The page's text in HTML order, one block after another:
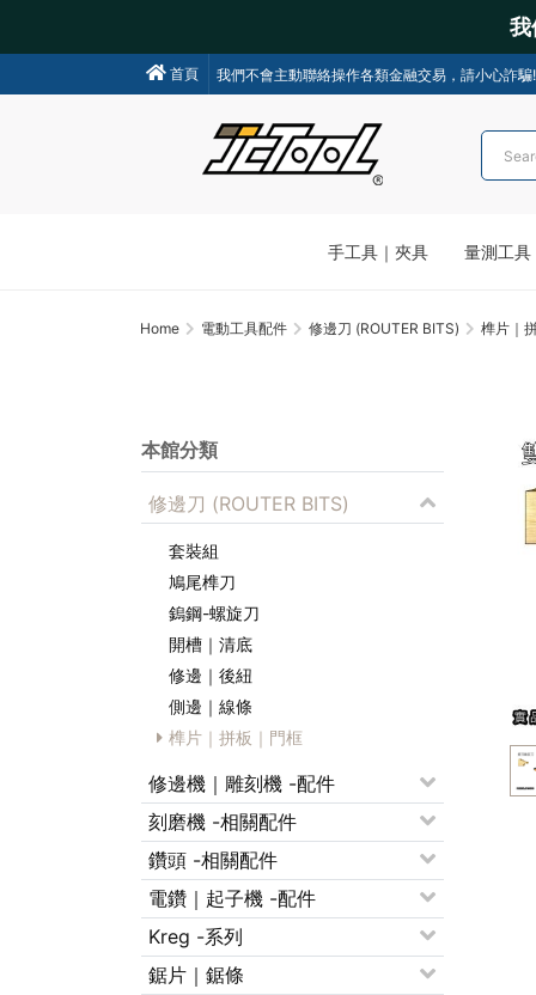
我
首頁 我們不會主動聯絡操作各類金融交易，請小心詐騙!
手工具｜夾具 量測工具
Home 電動工具配件 修邊刀 (ROUTER BITS) 榫片｜
本館分類
修邊刀 (ROUTER BITS)
套裝組
鳩尾榫刀
鎢鋼-螺旋刀
開槽｜清底
修邊｜後紐
側邊｜線條
榫片｜拼板｜門框
修邊機｜雕刻機 -配件
刻磨機 -相關配件
鑽頭 -相關配件
電鑽｜起子機 -配件
Kreg -系列
鋸片｜鋸條